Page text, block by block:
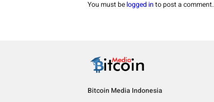
You must belogged into post a comment.
Bitcoin Media Indonesia